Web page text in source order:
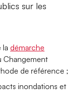
sur les
la démarche
Changement
de référence ;
inondations et